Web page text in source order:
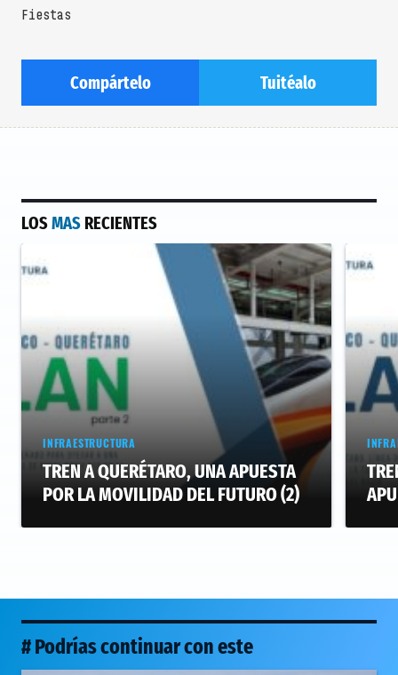
Fiestas
Compártelo Tuitéalo
LOSMAS RECIENTES
INFRAESTRUCTURA
TREN A QUERÉTARO, UNA APUESTA
POR LA MOVILIDAD DEL FUTURO (2)
# Podrías continuar con este